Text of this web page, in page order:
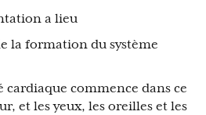
a lieu
la formation du système
cardiaque commence dans ce
et les yeux, les oreilles et les